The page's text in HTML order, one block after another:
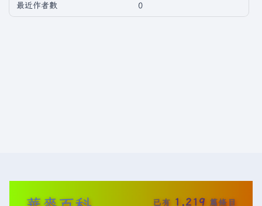
最近作者數 0
已有 1,219 篇條目